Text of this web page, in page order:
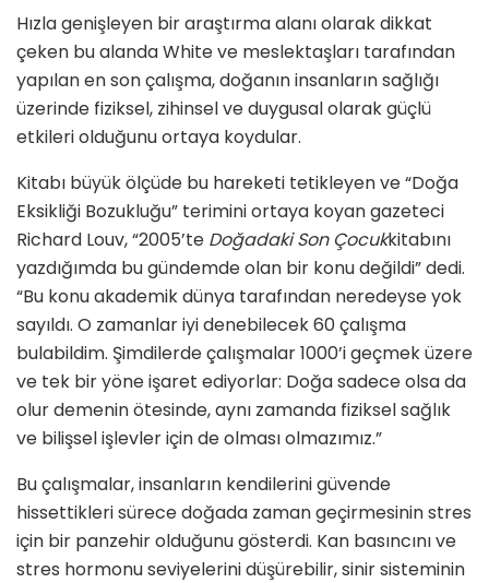
Hızla genişleyen bir araştırma alanı olarak dikkat
çeken bu alanda White ve meslektaşları tarafından
yapılan en son çalışma, doğanın insanların sağlığı
üzerinde fiziksel, zihinsel ve duygusal olarak güçlü
etkileri olduğunu ortaya koydular.
Kitabı büyük ölçüde bu hareketi tetikleyen ve “Doğa
Eksikliği Bozukluğu” terimini ortaya koyan gazeteci
Richard Louv, “2005’te Doğadaki Son Çocukkitabını
yazdığımda bu gündemde olan bir konu değildi” dedi.
“Bu konu akademik dünya tarafından neredeyse yok
sayıldı. O zamanlar iyi denebilecek 60 çalışma
bulabildim. Şimdilerde çalışmalar 1000’i geçmek üzere
ve tek bir yöne işaret ediyorlar: Doğa sadece olsa da
olur demenin ötesinde, aynı zamanda fiziksel sağlık
ve bilişsel işlevler için de olması olmazımız.”
Bu çalışmalar, insanların kendilerini güvende
hissettikleri sürece doğada zaman geçirmesinin stres
için bir panzehir olduğunu gösterdi. Kan basıncını ve
stres hormonu seviyelerini düşürebilir, sinir sisteminin